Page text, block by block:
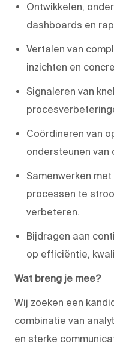
Ontwikkelen,
dashboards en
Vertalen van
inzichten en
Signaleren van
Coördineren van
ondersteunen
Samenwerken
processen te
verbeteren.
Bijdragen aan
op efficiëntie,
Wat breng je mee?
Wij zoeken een
combinatie van
en sterke